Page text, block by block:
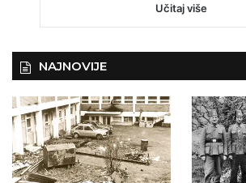
Učitaj više
NAJNOVIJE